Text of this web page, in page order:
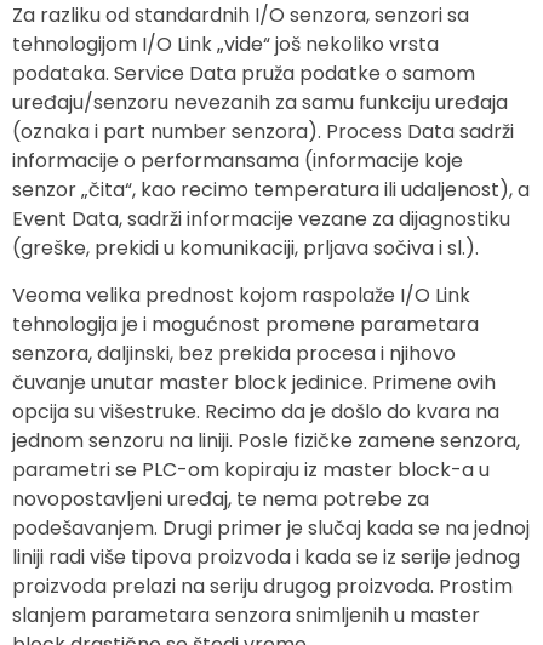
Za razliku od standardnih I/O senzora, senzori sa
tehnologijom I/O Link „vide“ još nekoliko vrsta
podataka. Service Data pruža podatke o samom
uređaju/senzoru nevezanih za samu funkciju uređaja
(oznaka i part number senzora). Process Data sadrži
informacije o performansama (informacije koje
senzor „čita“, kao recimo temperatura ili udaljenost), a
Event Data, sadrži informacije vezane za dijagnostiku
(greške, prekidi u komunikaciji, prljava sočiva i sl.).
Veoma velika prednost kojom raspolaže I/O Link
tehnologija je i mogućnost promene parametara
senzora, daljinski, bez prekida procesa i njihovo
čuvanje unutar master block jedinice. Primene ovih
opcija su višestruke. Recimo da je došlo do kvara na
jednom senzoru na liniji. Posle fizičke zamene senzora,
parametri se PLC-om kopiraju iz master block-a u
novopostavljeni uređaj, te nema potrebe za
podešavanjem. Drugi primer je slučaj kada se na jednoj
liniji radi više tipova proizvoda i kada se iz serije jednog
proizvoda prelazi na seriju drugog proizvoda. Prostim
slanjem parametara senzora snimljenih u master